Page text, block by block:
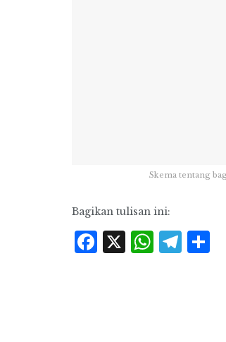
Skema tentang
Bagikan tulisan ini:
Facebook
X